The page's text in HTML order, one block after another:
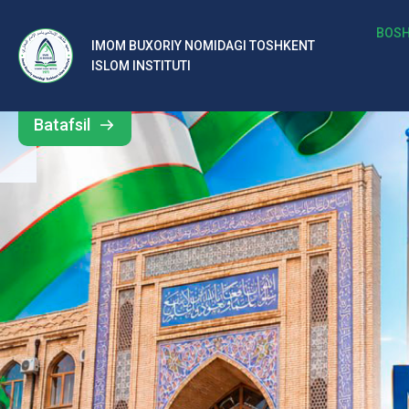
IMOM BUXORIY NOMIDAGI TOSHKENT
ISLOM INSTITUTI
b
al
ar
o‘
rt
a
si
d
Barcha
yangiliklar
Batafsil